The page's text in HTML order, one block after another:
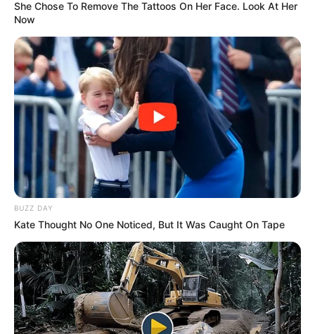
familias.
COMPARTIR
ALERTA BOGOTÁ EN GOOGLE NEWS
TEMAS RELACIONADOS
CUARENTENA ACTIVIDAD FÍSICA
AISLAMIENTO
PARQUE
MANTÉNGASE EN ALERTA
Tenemos todas las noticias que le
interesan. Para estar bien informado, por
favor, active las notificaciones de Alerta.
She Chose To Remove The Tattoos On Her Face. Look At Her
Now
BUZZ DAY
Kate Thought No One Noticed, But It Was Caught On Tape